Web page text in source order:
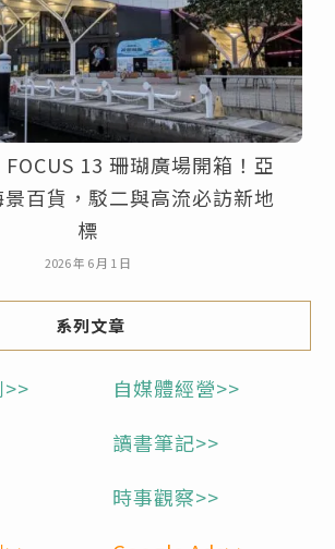
13 珊瑚廣場開箱！亞
百貨，駁二與高流必訪新地
標
2026 年 6 月 1 日
系列文章
自媒體經營>>
讀書筆記>>
時事觀察>>